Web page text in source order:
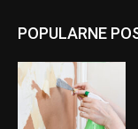
POPULARNE